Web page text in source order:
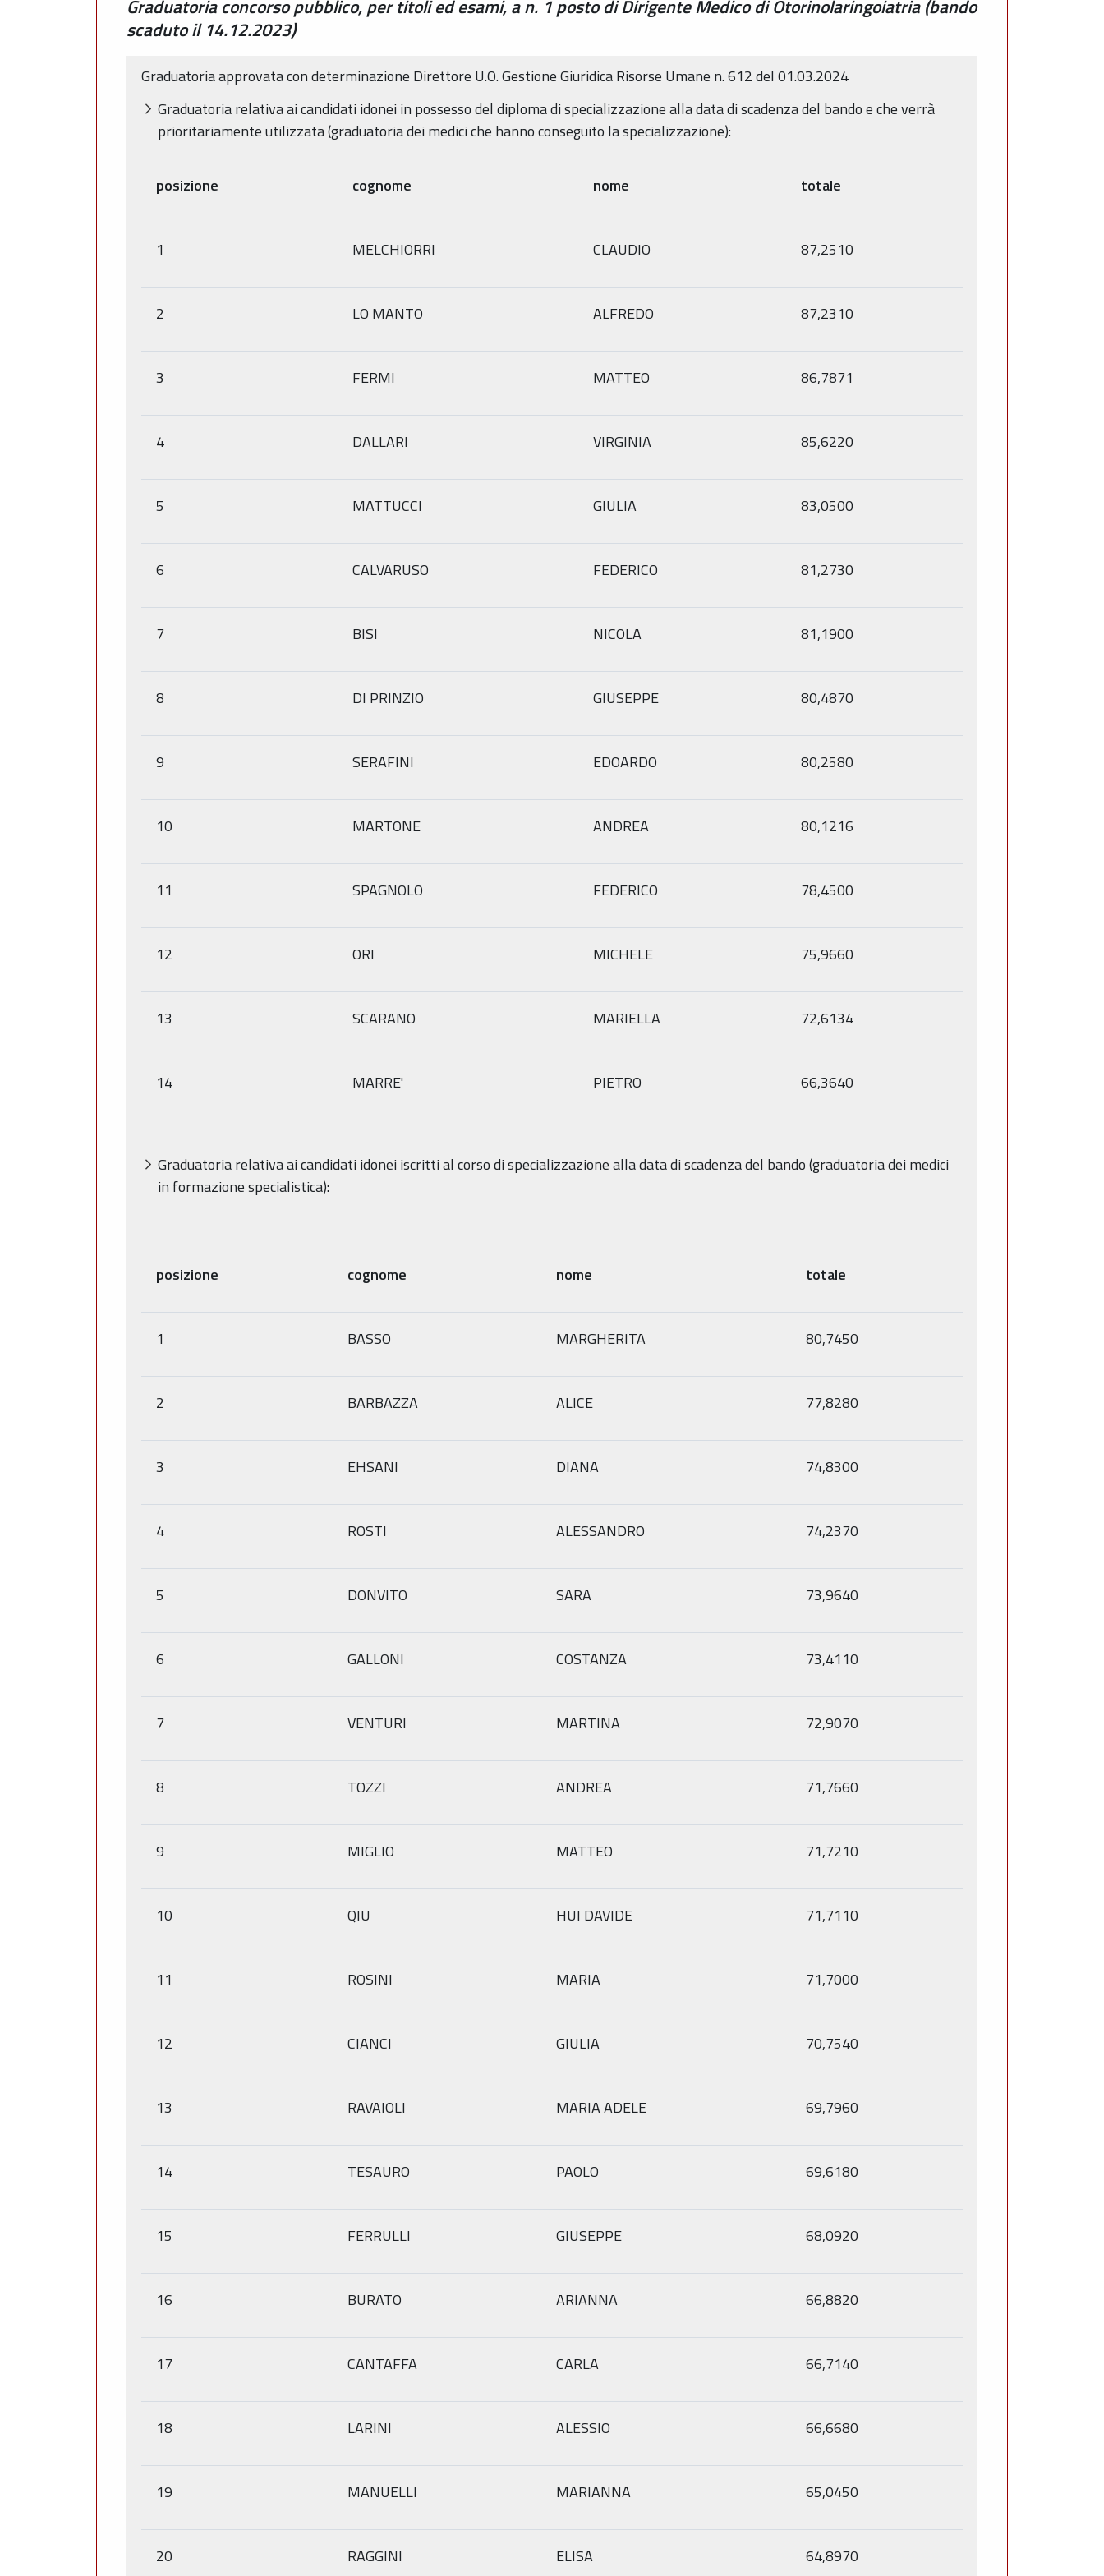
Graduatoria concorso pubblico, per titoli ed esami, a n. 1 posto di Dirigente Medico di Otorinolaringoiatria (bando
scaduto il 14.12.2023)
Graduatoria approvata con determinazione Direttore U.O. Gestione Giuridica Risorse Umane n. 612 del 01.03.2024
Graduatoria relativa ai candidati idonei in possesso del diploma di specializzazione alla data di scadenza del bando e che verrà
prioritariamente utilizzata (graduatoria dei medici che hanno conseguito la specializzazione):
posizione cognome nome totale
1 MELCHIORRI CLAUDIO 87,2510
2 LO MANTO ALFREDO 87,2310
3 FERMI MATTEO 86,7871
4 DALLARI VIRGINIA 85,6220
5 MATTUCCI GIULIA 83,0500
6 CALVARUSO FEDERICO 81,2730
7 BISI NICOLA 81,1900
8 DI PRINZIO GIUSEPPE 80,4870
9 SERAFINI EDOARDO 80,2580
10 MARTONE ANDREA 80,1216
11 SPAGNOLO FEDERICO 78,4500
12 ORI MICHELE 75,9660
13 SCARANO MARIELLA 72,6134
14 MARRE' PIETRO 66,3640
Graduatoria relativa ai candidati idonei iscritti al corso di specializzazione alla data di scadenza del bando (graduatoria dei medici
in formazione specialistica):
posizione cognome nome totale
1 BASSO MARGHERITA 80,7450
2 BARBAZZA ALICE 77,8280
3 EHSANI DIANA 74,8300
4 ROSTI ALESSANDRO 74,2370
5 DONVITO SARA 73,9640
6 GALLONI COSTANZA 73,4110
7 VENTURI MARTINA 72,9070
8 TOZZI ANDREA 71,7660
9 MIGLIO MATTEO 71,7210
10 QIU HUI DAVIDE 71,7110
11 ROSINI MARIA 71,7000
12 CIANCI GIULIA 70,7540
13 RAVAIOLI MARIA ADELE 69,7960
14 TESAURO PAOLO 69,6180
15 FERRULLI GIUSEPPE 68,0920
16 BURATO ARIANNA 66,8820
17 CANTAFFA CARLA 66,7140
18 LARINI ALESSIO 66,6680
19 MANUELLI MARIANNA 65,0450
20 RAGGINI ELISA 64,8970